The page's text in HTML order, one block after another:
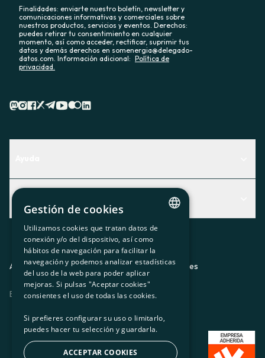
Finalidades: enviarte nuestro boletín, newsletter y
comunicaciones informativas y comerciales sobre
nuestros productos, servicios y eventos. Derechos:
puedes retirar tu consentimiento en cualquier
momento, así como acceder, rectificar, suprimir tus
datos y demás derechos en somenergia@delegado-
datos.com. Información adicional: Política de
privacidad.
Descubre qué servicio te encaja mejor
Contacto
Actualidad
El rincón de la socia
Prensa
Trabaja con nosotros
Aviso legalPolítica de privacidadPolítica de cookies
ES CAGLEU
CATALAN
SPANISH
GL
BASQUE
Gestión de cookies
Utilizamos cookies que tratan datos de
conexión y/o del dispositivo, así como
hábitos de navegación para facilitar la
navegación y podemos analizar estadísticas
del uso de la web para poder aplicar
mejoras. Si pulsas "Aceptar cookies"
consientes el uso de todas las cookies.
Si prefieres configurar su uso o limitarlo,
puedes hacer tu selección y guardarla.
ACCEPTAR COOKIES